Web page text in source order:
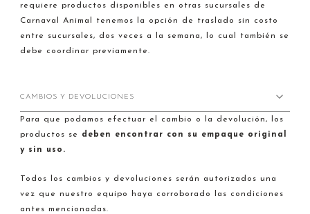
requiere productos disponibles en otras sucursales de
Carnaval Animal tenemos la opción de traslado sin costo
entre sucursales, dos veces a la semana, lo cual también se
debe coordinar previamente.
CAMBIOS Y DEVOLUCIONES
Para que podamos efectuar el cambio o la devolución, los
productos se deben encontrar con su empaque original
y sin uso.
Todos los cambios y devoluciones serán autorizados una
vez que nuestro equipo haya corroborado las condiciones
antes mencionadas.